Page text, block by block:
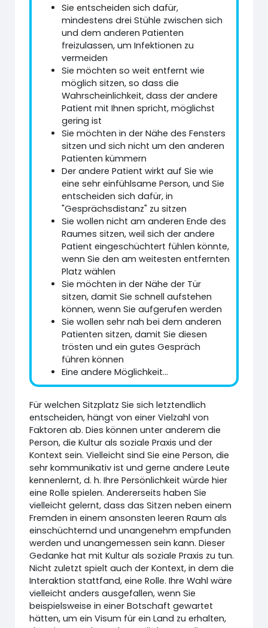
Sie entscheiden sich dafür,
mindestens drei Stühle zwischen sich
und dem anderen Patienten
freizulassen, um Infektionen zu
vermeiden
Sie möchten so weit entfernt wie
möglich sitzen, so dass die
Wahrscheinlichkeit, dass der andere
Patient mit Ihnen spricht, möglichst
gering ist
Sie möchten in der Nähe des Fensters
sitzen und sich nicht um den anderen
Patienten kümmern
Der andere Patient wirkt auf Sie wie
eine sehr einfühlsame Person, und Sie
entscheiden sich dafür, in
"Gesprächsdistanz" zu sitzen
Sie wollen nicht am anderen Ende des
Raumes sitzen, weil sich der andere
Patient eingeschüchtert fühlen könnte,
wenn Sie den am weitesten entfernten
Platz wählen
Sie möchten in der Nähe der Tür
sitzen, damit Sie schnell aufstehen
können, wenn Sie aufgerufen werden
Sie wollen sehr nah bei dem anderen
Patienten sitzen, damit Sie diesen
trösten und ein gutes Gespräch
führen können
Eine andere Möglichkeit...
Für welchen Sitzplatz Sie sich letztendlich
entscheiden, hängt von einer Vielzahl von
Faktoren ab. Dies können unter anderem die
Person, die Kultur als soziale Praxis und der
Kontext sein. Vielleicht sind Sie eine Person, die
sehr kommunikativ ist und gerne andere Leute
kennenlernt, d. h. Ihre Persönlichkeit würde hier
eine Rolle spielen. Andererseits haben Sie
vielleicht gelernt, dass das Sitzen neben einem
Fremden in einem ansonsten leeren Raum als
einschüchternd und unangenehm empfunden
werden und unangemessen sein kann. Dieser
Gedanke hat mit Kultur als soziale Praxis zu tun.
Nicht zuletzt spielt auch der Kontext, in dem die
Interaktion stattfand, eine Rolle. Ihre Wahl wäre
vielleicht anders ausgefallen, wenn Sie
beispielsweise in einer Botschaft gewartet
hätten, um ein Visum für ein Land zu erhalten,